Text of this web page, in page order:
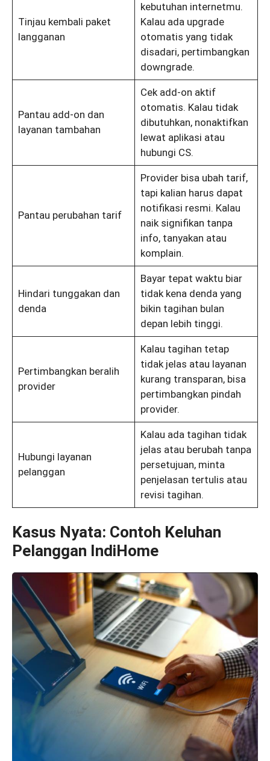
Tinjau kembali paket
langganan
kebutuhan internetmu.
Kalau ada upgrade
otomatis yang tidak
disadari, pertimbangkan
downgrade.
Pantau add-on dan
layanan tambahan
Cek add-on aktif
otomatis. Kalau tidak
dibutuhkan, nonaktifkan
lewat aplikasi atau
hubungi CS.
Pantau perubahan tarif
Provider bisa ubah tarif,
tapi kalian harus dapat
notifikasi resmi. Kalau
naik signifikan tanpa
info, tanyakan atau
komplain.
Hindari tunggakan dan
denda
Bayar tepat waktu biar
tidak kena denda yang
bikin tagihan bulan
depan lebih tinggi.
Pertimbangkan beralih
provider
Kalau tagihan tetap
tidak jelas atau layanan
kurang transparan, bisa
pertimbangkan pindah
provider.
Hubungi layanan
pelanggan
Kalau ada tagihan tidak
jelas atau berubah tanpa
persetujuan, minta
penjelasan tertulis atau
revisi tagihan.
Kasus Nyata: Contoh Keluhan
Pelanggan IndiHome